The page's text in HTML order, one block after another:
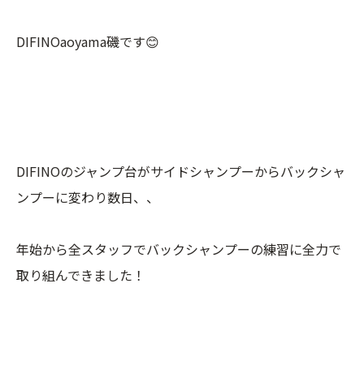
DIFINOaoyama磯です😊
DIFINOのジャンプ台がサイドシャンプーからバックシャ
ンプーに変わり数日、、
年始から全スタッフでバックシャンプーの練習に全力で
取り組んできました！